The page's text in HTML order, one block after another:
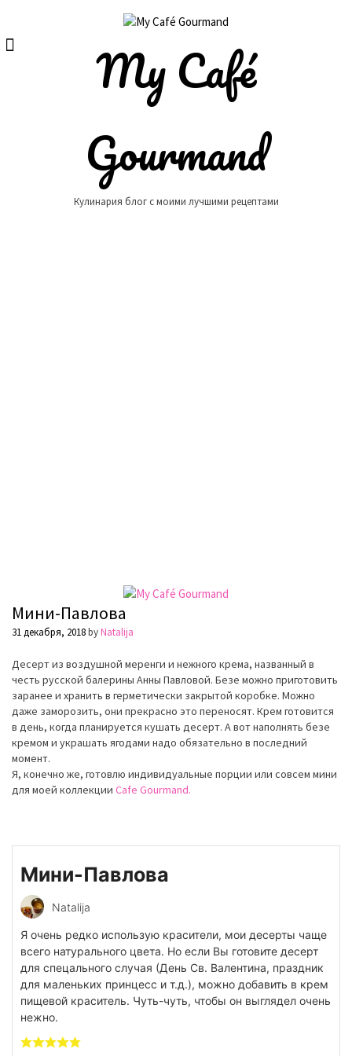
content
My Café
Gourmand
Кулинария блог с моими лучшими рецептами
Мини-Павлова
31 декабря, 2018byNatalija
Десерт из воздушной меренги и нежного крема, названный в
честь русской балерины Анны Павловой. Безе можно приготовить
заранее и хранить в герметически закрытой коробке. Можно
даже заморозить, они прекрасно это переносят. Крем готовится
в день, когда планируется кушать десерт. А вот наполнять безе
кремом и украшать ягодами надо обязательно в последний
момент.
Я, конечно же, готовлю индивидуальные порции или совсем мини
для моей коллекции Cafe Gourmand.
Мини-Павлова
Natalija
Я очень редко использую красители, мои десерты чаще
всего натурального цвета. Но если Вы готовите десерт
для спецального случая (День Св. Валентина, праздник
для маленьких принцесс и т.д.), можно добавить в крем
пищевой краситель. Чуть-чуть, чтобы он выглядел очень
нежно.